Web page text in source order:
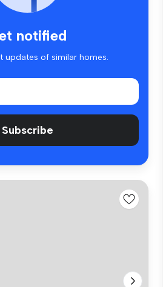
notified
updates of similar homes.
Subscribe